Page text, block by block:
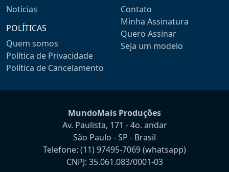
Notícias
POLÍTICAS
Quem somos
Política de Privacidade
Política de Cancelamento
Contato
Minha Assinatura
Quero Assinar
Seja um modelo
MundoMais Produções
Av. Paulista, 171 - 4o. andar
São Paulo - SP - Brasil
Telefone: (11) 97495-7069(whatsapp)
CNPJ: 35.061.083/0001-03